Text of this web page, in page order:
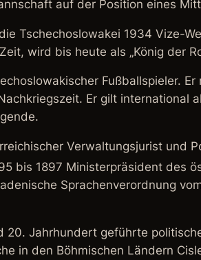
auf der Position eines
Tschechoslowakei 1934 Vize-
wird bis heute als „König der
Fußballspieler.
Er gilt international
Verwaltungsjurist und
bis 1897 Ministerpräsident des
Sprachenverordnung
20. Jahrhundert geführte
in den Böhmischen Ländern